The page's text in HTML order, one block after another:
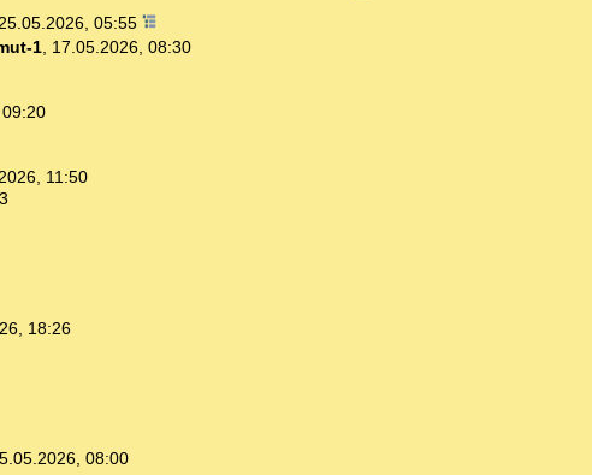
05:55
1, 17.05.2026, 08:30
11:50
18:26
08:00